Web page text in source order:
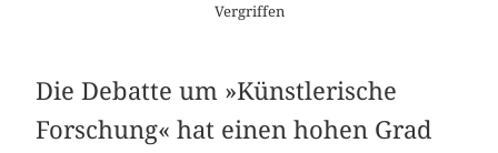
Vergriffen
Die Debatte um »Künstlerische
Forschung« hat einen hohen Grad